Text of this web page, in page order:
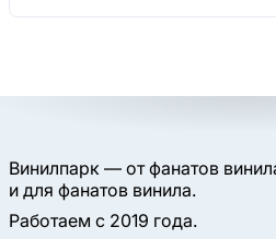
Винилпарк — от фанатов
и для фанатов винила.
Работаем с 2019 года.